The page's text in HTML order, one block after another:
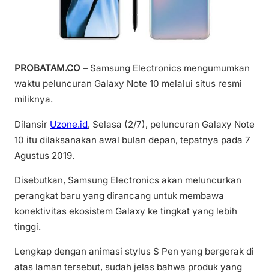
PROBATAM.CO –Samsung Electronics mengumumkan
waktu peluncuran Galaxy Note 10 melalui situs resmi
miliknya.
Dilansir Uzone.id, Selasa (2/7), peluncuran Galaxy Note
10 itu dilaksanakan awal bulan depan, tepatnya pada 7
Agustus 2019.
Disebutkan, Samsung Electronics akan meluncurkan
perangkat baru yang dirancang untuk membawa
konektivitas ekosistem Galaxy ke tingkat yang lebih
tinggi.
Lengkap dengan animasi stylus S Pen yang bergerak di
atas laman tersebut, sudah jelas bahwa produk yang